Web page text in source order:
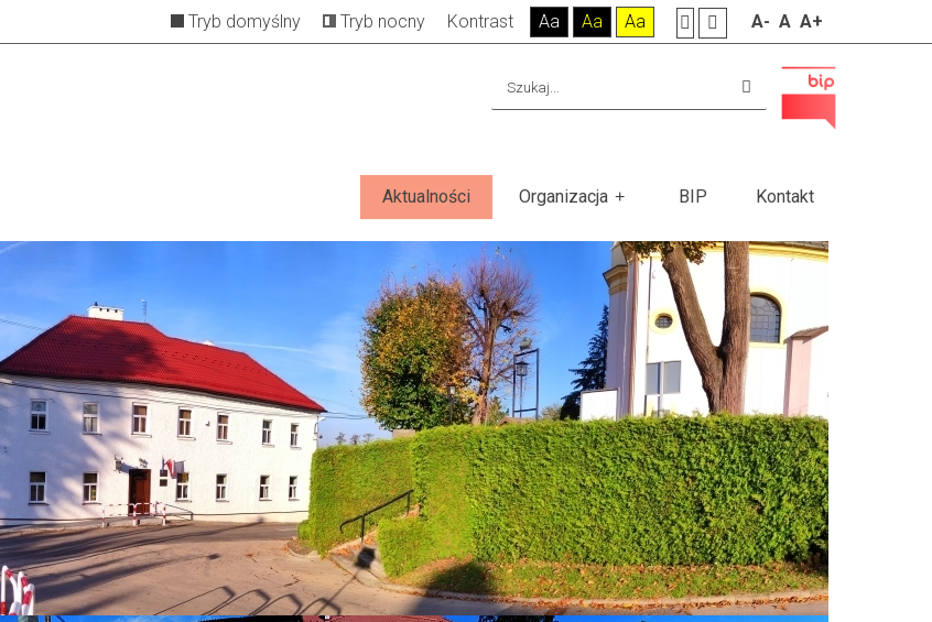
Tryb domyślny Tryb nocny Kontrast Aa Aa Aa A- A A+
Aktualności Organizacja BIP Kontakt